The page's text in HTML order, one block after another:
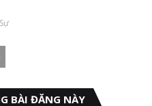
BÀI ĐĂNG NÀY